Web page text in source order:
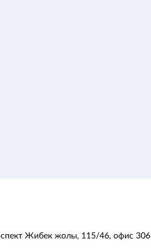
Жибек жолы, 115/46, офис 306